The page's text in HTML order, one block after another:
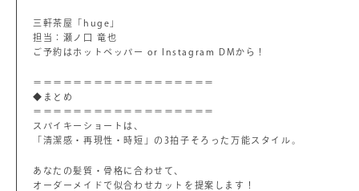
三軒茶屋「huge」
担当：瀬ノ口 竜也
ご予約はホットペッパー or Instagram DMから！
＝＝＝＝＝＝＝＝＝＝＝＝＝＝＝＝＝＝
◆まとめ
＝＝＝＝＝＝＝＝＝＝＝＝＝＝＝＝＝＝
スパイキーショートは、
「清潔感・再現性・時短」の3拍子そろった万能スタイル。
あなたの髪質・骨格に合わせて、
オーダーメイドで似合わせカットを提案します！